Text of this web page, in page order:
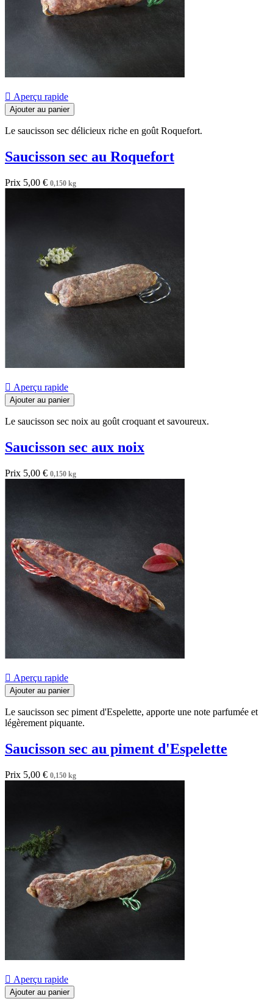
 Aperçu rapide
Ajouter au panier
Le saucisson sec délicieux riche en goût Roquefort.
Saucisson sec au Roquefort
Prix 5,00 € 0,150 kg
 Aperçu rapide
Ajouter au panier
Le saucisson sec noix au goût croquant et savoureux.
Saucisson sec aux noix
Prix 5,00 € 0,150 kg
 Aperçu rapide
Ajouter au panier
Le saucisson sec piment d'Espelette, apporte une note parfumée et
légèrement piquante.
Saucisson sec au piment d'Espelette
Prix 5,00 € 0,150 kg
 Aperçu rapide
Ajouter au panier